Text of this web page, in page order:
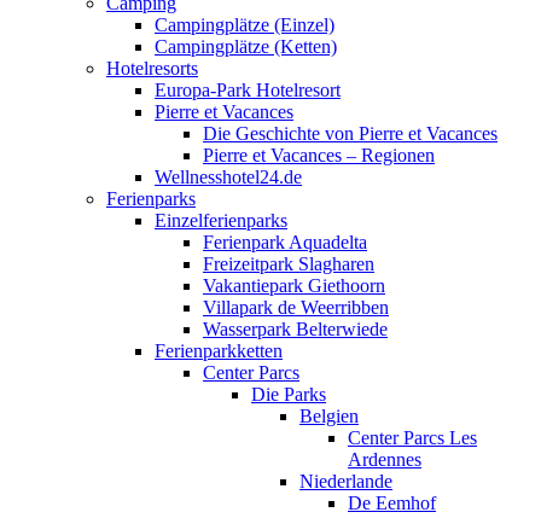
Campingplätze (Einzel)
Campingplätze (Ketten)
Hotelresorts
Europa-Park Hotelresort
Pierre et Vacances
Die Geschichte von Pierre et Vacances
Pierre et Vacances – Regionen
Wellnesshotel24.de
Ferienparks
Einzelferienparks
Ferienpark Aquadelta
Freizeitpark Slagharen
Vakantiepark Giethoorn
Villapark de Weerribben
Wasserpark Belterwiede
Ferienparkketten
Center Parcs
Die Parks
Belgien
Center Parcs Les
Ardennes
Niederlande
De Eemhof